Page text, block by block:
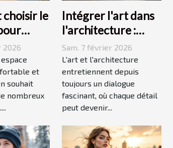
le
2026
et
souhait
nombreux
Intégrer l'art dans
l'architecture :
escaliers comme
moyen
d'expression
Sam. 7 février 2026
L'art et l'architecture
entretiennent depuis
toujours un dialogue
fascinant, où chaque détail
peut devenir...